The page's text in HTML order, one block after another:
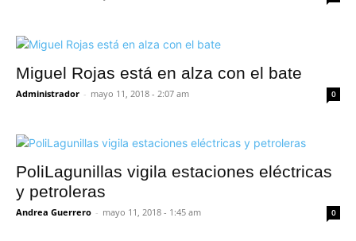
Miguel Rojas está en alza con el bate
Administrador - mayo 11, 2018 - 2:07 am 0
PoliLagunillas vigila estaciones eléctricas
y petroleras
Andrea Guerrero - mayo 11, 2018 - 1:45 am 0